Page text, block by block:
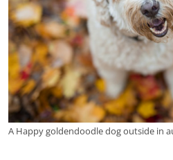
A Happy goldendoodle dog outside in